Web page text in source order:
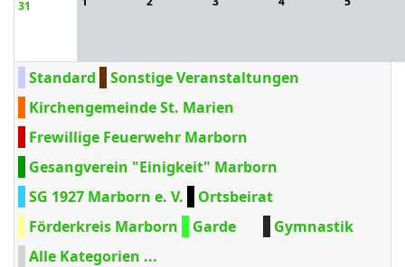
31
Standard
Sonstige Veranstaltungen
Kirchengemeinde St. Marien
Frewillige Feuerwehr Marborn
Gesangverein "Einigkeit" Marborn
SG 1927 Marborn e. V.
Ortsbeirat
Förderkreis Marborn
Garde
Gymnastik
Alle Kategorien ...